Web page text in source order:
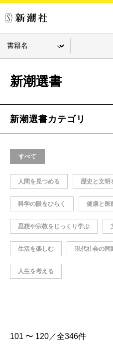
新潮選書
新潮選書カテゴリ
すべて
人間を見つめる 歴史と文明
科学の眼をひらく 健康と医
思想や宗教をじっくり学ぶ
生活を楽しむ 現代社会の問
人生を考える
101 〜 120／全346件